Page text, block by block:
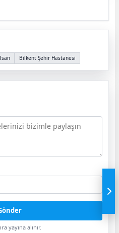
Bilkent Şehir Hastanesi
yayına alınır.